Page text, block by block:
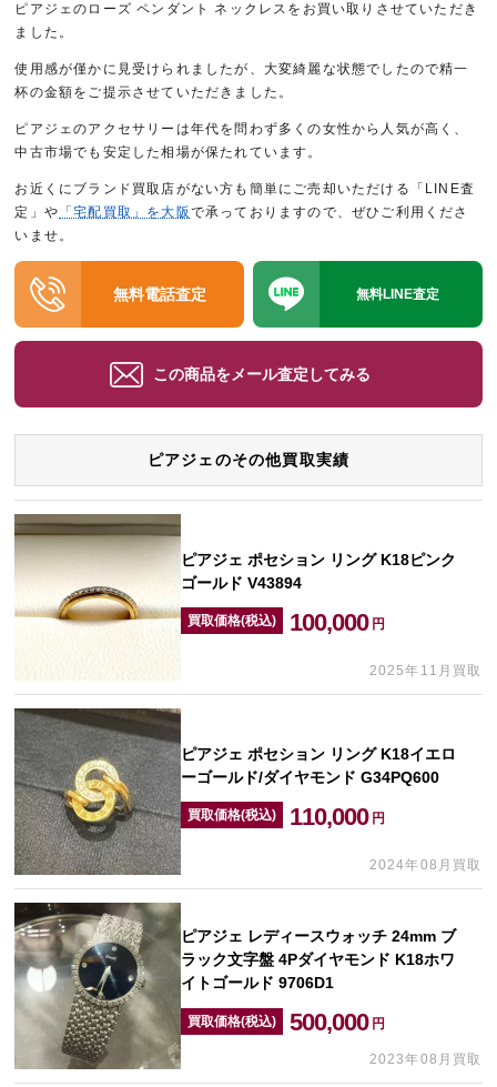
ピアジェのローズ ペンダント ネックレスをお買い取りさせていただき
ました。
使用感が僅かに見受けられましたが、大変綺麗な状態でしたので精一
杯の金額をご提示させていただきました。
ピアジェのアクセサリーは年代を問わず多くの女性から人気が高く、
中古市場でも安定した相場が保たれています。
お近くにブランド買取店がない方も簡単にご売却いただける「LINE査
定」や 「宅配買取」を大阪 で承っておりますので、ぜひご利用くださ
いませ。
無料電話査定 無料LINE査定
この商品をメール査定してみる
ピアジェのその他買取実績
ピアジェ ポセション リング K18ピンク
ゴールド V43894
買取価格(税込) 100,000 円
2025年11月買取
ピアジェ ポセション リング K18イエロ
ーゴールド/ダイヤモンド G34PQ600
買取価格(税込) 110,000 円
2024年08月買取
ピアジェ レディースウォッチ 24mm ブ
ラック文字盤 4Pダイヤモンド K18ホワ
イトゴールド 9706D1
買取価格(税込) 500,000 円
2023年08月買取